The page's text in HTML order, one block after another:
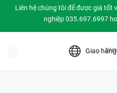
Liên hệ chúng tôi để được giá tốt
nghiệp 035.697.6997
Giao